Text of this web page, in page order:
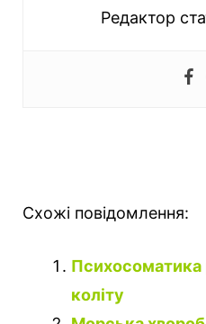
Редактор
Схожі повідомлення:
Психосоматика
коліту